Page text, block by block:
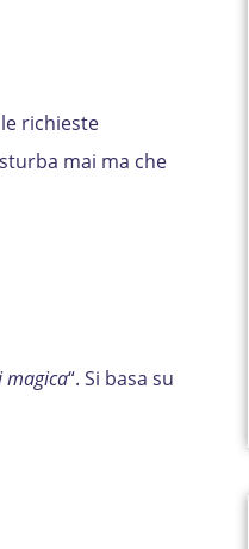
richieste
mai ma che
magica“. Si basa su